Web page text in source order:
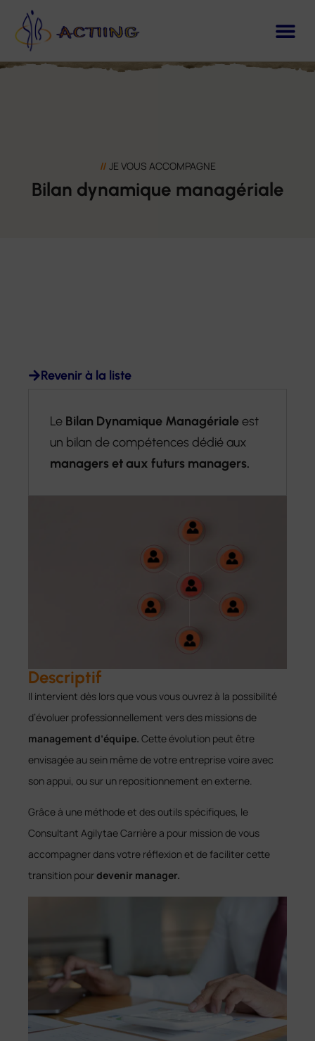
// JE VOUS ACCOMPAGNE
Bilan dynamique managériale
Revenir à la liste
Le Bilan Dynamique Managérialeest
un bilan de compétences dédié aux
managers et aux futurs managers.
Descriptif
Il intervient dès lors que vous vous ouvrez à la possibilité
d’évoluer professionnellement vers des missions de
management d’équipe. Cette évolution peut être
envisagée au sein même de votre entreprise voire avec
son appui, ou sur un repositionnement en externe.
Grâce à une méthode et des outils spécifiques, le
Consultant Agilytae Carrière a pour mission de vous
accompagner dans votre réflexion et de faciliter cette
transition pourdevenir manager.